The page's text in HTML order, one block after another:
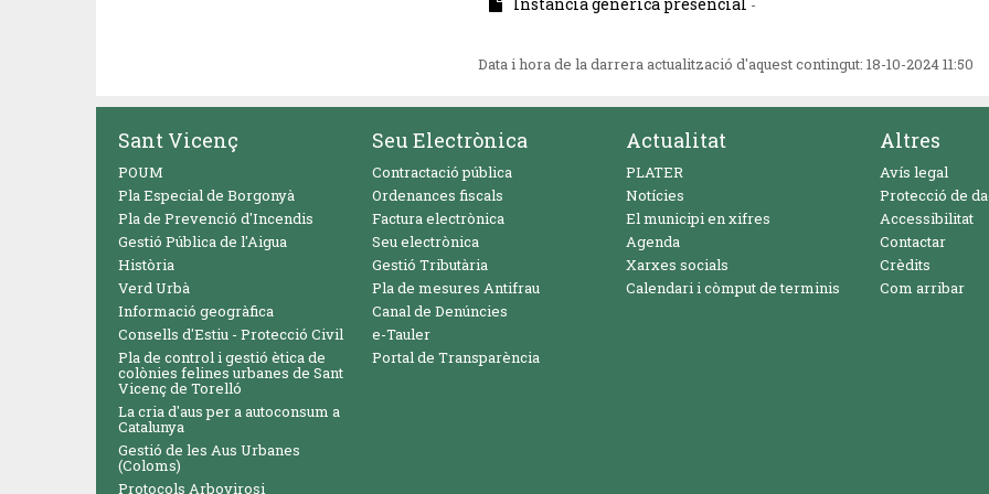
-
Data i hora de la darrera actualització d'aquest contingut:18-10-2024 11:50
Sant Vicenç
POUM
Pla Especial de Borgonyà
Pla de Prevenció d'Incendis
Gestió Pública de l'Aigua
Història
Verd Urbà
Informació geogràfica
Consells d'Estiu - Protecció Civil
Pla de control i gestió ètica de
colònies felines urbanes de Sant
Vicenç de Torelló
La cria d'aus per a autoconsum a
Catalunya
Gestió de les Aus Urbanes
(Coloms)
Protocols Arbovirosi
Seu Electrònica
Contractació pública
Ordenances fiscals
Factura electrònica
Seu electrònica
Gestió Tributària
Pla de mesures Antifrau
Canal de Denúncies
e-Tauler
Portal de Transparència
Actualitat
PLATER
Notícies
El municipi en xifres
Agenda
Xarxes socials
Calendari i còmput de terminis
Altres
Avís legal
Protecció de
Accessibilitat
Contactar
Crèdits
Com arribar